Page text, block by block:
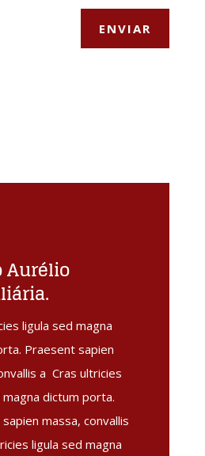
ENVIAR
Aurélio
ligula sed magna
Praesent sapien
a Cras ultricies
magna dictum porta.
massa, convallis
ligula sed magna